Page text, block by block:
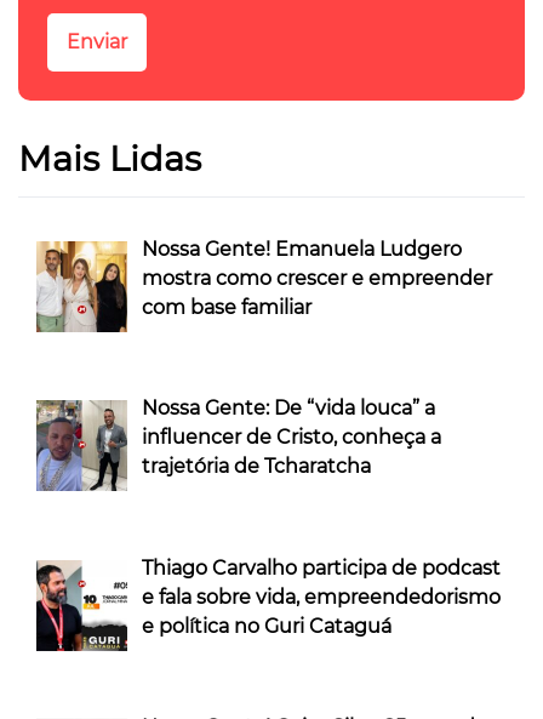
Mais Lidas
Nossa Gente! Emanuela Ludgero
mostra como crescer e empreender
com base familiar
Nossa Gente: De “vida louca” a
influencer de Cristo, conheça a
trajetória de Tcharatcha
Thiago Carvalho participa de podcast
e fala sobre vida, empreendedorismo
e política no Guri Cataguá